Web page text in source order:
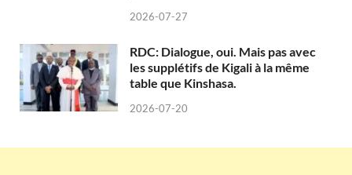
2026-07-27
RDC: Dialogue, oui. Mais pas avec
les supplétifs de Kigali à la même
table que Kinshasa.
2026-07-20